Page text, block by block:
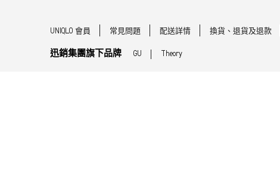
UNIQLO 會員 常見問題 配送詳情 換貨、退貨及退款
迅銷集團旗下品牌 GU Theory